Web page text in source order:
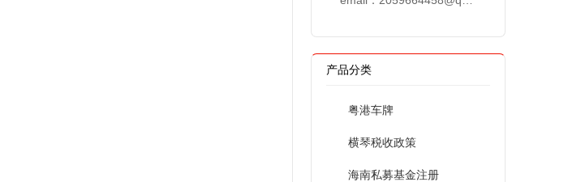
产品分类
粤港车牌
横琴税收政策
海南私募基金注册